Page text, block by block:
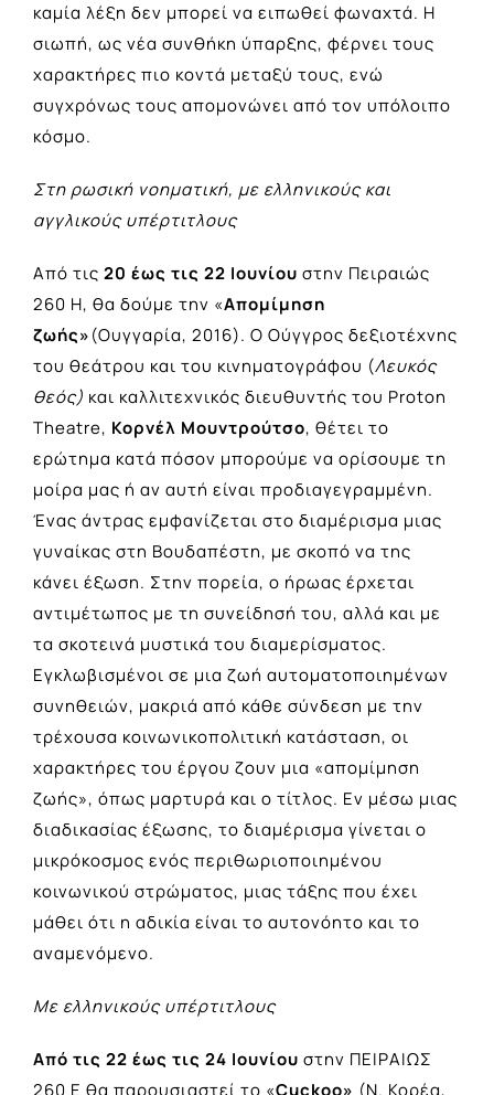
καμία λέξη δεν μπορεί να ειπωθεί φωναχτά. Η
σιωπή, ως νέα συνθήκη ύπαρξης, φέρνει τους
χαρακτήρες πιο κοντά μεταξύ τους, ενώ
συγχρόνως τους απομoνώνει από τον υπόλοιπο
κόσμο.
Στη ρωσική νοηματική, με ελληνικούς και
αγγλικούς υπέρτιτλους
Από τις 20 έως τις 22 Ιουνίου στην Πειραιώς
260 Η, θα δούμε την «Απομίμηση
ζωής»(Ουγγαρία, 2016). Ο Ούγγρος δεξιοτέχνης
του θεάτρου και του κινηματογράφου (Λευκός
θεός) και καλλιτεχνικός διευθυντής του Proton
Theatre, Κορνέλ Μουντρούτσο, θέτει το
ερώτημα κατά πόσον μπορούμε να ορίσουμε τη
μοίρα μας ή αν αυτή είναι προδιαγεγραμμένη.
Ένας άντρας εμφανίζεται στο διαμέρισμα μιας
γυναίκας στη Βουδαπέστη, με σκοπό να της
κάνει έξωση. Στην πορεία, ο ήρωας έρχεται
αντιμέτωπος με τη συνείδησή του, αλλά και με
τα σκοτεινά μυστικά του διαμερίσματος.
Εγκλωβισμένοι σε μια ζωή αυτοματοποιημένων
συνηθειών, μακριά από κάθε σύνδεση με την
τρέχουσα κοινωνικοπολιτική κατάσταση, οι
χαρακτήρες του έργου ζουν μια «απομίμηση
ζωής», όπως μαρτυρά και ο τίτλος. Εν μέσω μιας
διαδικασίας έξωσης, το διαμέρισμα γίνεται ο
μικρόκοσμος ενός περιθωριοποιημένου
κοινωνικού στρώματος, μιας τάξης που έχει
μάθει ότι η αδικία είναι το αυτονόητο και το
αναμενόμενο.
Με ελληνικούς υπέρτιτλους
Από τις 22 έως τις 24 Ιουνίου στην ΠΕΙΡΑΙΩΣ